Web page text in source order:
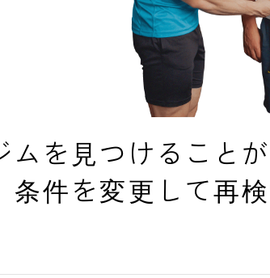
ムを見つけること
条件を変更して再